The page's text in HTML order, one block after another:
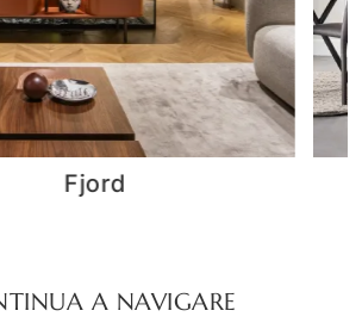
Madia Cleo
A NAVIGARE